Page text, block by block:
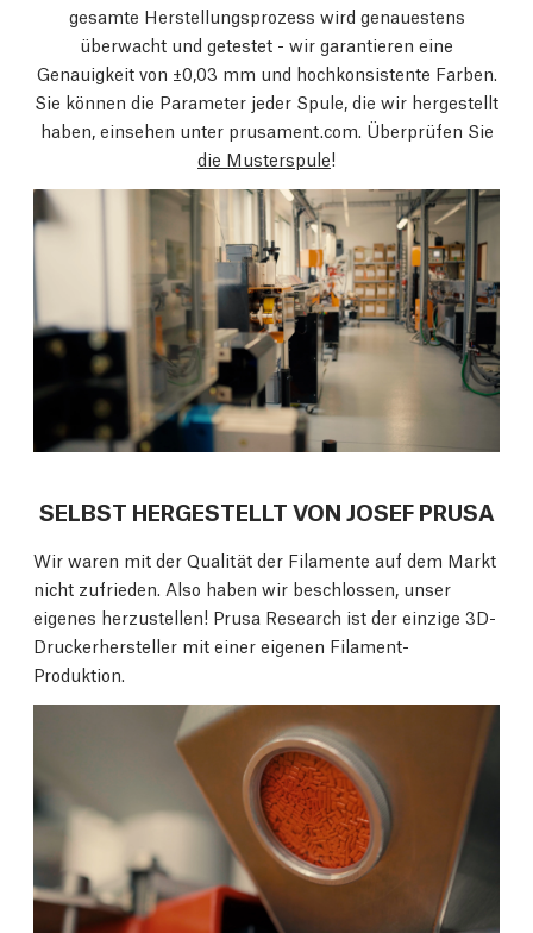
gesamte Herstellungsprozess wird genauestens
überwacht und getestet - wir garantieren eine
Genauigkeit von ±0,03 mm und hochkonsistente Farben.
Sie können die Parameter jeder Spule, die wir hergestellt
haben, einsehen unter prusament.com. Überprüfen Sie
die Musterspule!
SELBST HERGESTELLT VON JOSEF PRUSA
Wir waren mit der Qualität der Filamente auf dem Markt
nicht zufrieden. Also haben wir beschlossen, unser
eigenes herzustellen! Prusa Research ist der einzige 3D-
Druckerhersteller mit einer eigenen Filament-
Produktion.